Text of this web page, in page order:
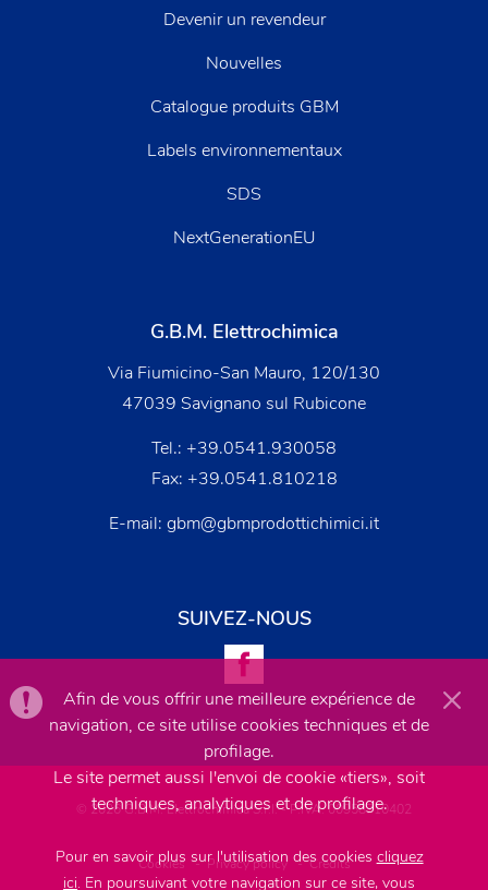
Devenir un revendeur
Nouvelles
Catalogue produits GBM
Labels environnementaux
SDS
NextGenerationEU
G.B.M. Elettrochimica
Via Fiumicino-San Mauro, 120/130
47039 Savignano sul Rubicone
Tel.: +39.0541.930058
Fax: +39.0541.810218
E-mail: gbm@gbmprodottichimici.it
SUIVEZ-NOUS
© 2026 G.B.M. Elettrochimica S.r.l. - P.IVA: 00958710402
Cookies-Privacy policy-Credits
Afin de vous offrir une meilleure expérience de
navigation, ce site utilise cookies techniques et de
profilage.
Le site permet aussi l'envoi de cookie «tiers», soit
techniques, analytiques et de profilage.
Pour en savoir plus sur l'utilisation des cookies cliquez
ici. En poursuivant votre navigation sur ce site, vous